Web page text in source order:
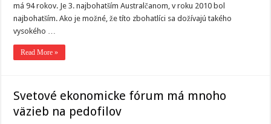
má 94 rokov. Je 3. najbohatším Australčanom, v roku 2010 bol
najbohatším. Ako je možné, že títo zbohatlíci sa dožívajú takého
vysokého …
Read More »
Svetové ekonomicke fórum má mnoho
väzieb na pedofilov